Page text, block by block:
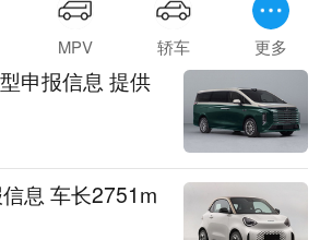
MPV 轿车 更多
申报信息 提供
息 车长2751m